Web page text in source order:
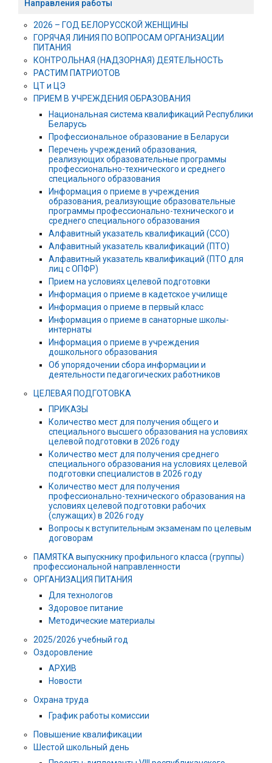
Направления работы
2026 – ГОД БЕЛОРУССКОЙ ЖЕНЩИНЫ
ГОРЯЧАЯ ЛИНИЯ ПО ВОПРОСАМ ОРГАНИЗАЦИИ
ПИТАНИЯ
КОНТРОЛЬНАЯ (НАДЗОРНАЯ) ДЕЯТЕЛЬНОСТЬ
РАСТИМ ПАТРИОТОВ
ЦТ и ЦЭ
ПРИЕМ В УЧРЕЖДЕНИЯ ОБРАЗОВАНИЯ
Национальная система квалификаций Республики
Беларусь
Профессиональное образование в Беларуси
Перечень учреждений образования,
реализующих образовательные программы
профессионально-технического и среднего
специального образования
Информация о приеме в учреждения
образования, реализующие образовательные
программы профессионально-технического и
среднего специального образования
Алфавитный указатель квалификаций (ССО)
Алфавитный указатель квалификаций (ПТО)
Алфавитный указатель квалификаций (ПТО для
лиц с ОПФР)
Прием на условиях целевой подготовки
Информация о приеме в кадетское училище
Информация о приеме в первый класс
Информация о приеме в санаторные школы-
интернаты
Информация о приеме в учреждения
дошкольного образования
Об упорядочении сбора информации и
деятельности педагогических работников
ЦЕЛЕВАЯ ПОДГОТОВКА
ПРИКАЗЫ
Количество мест для получения общего и
специального высшего образования на условиях
целевой подготовки в 2026 году
Количество мест для получения среднего
специального образования на условиях целевой
подготовки специалистов в 2026 году
Количество мест для получения
профессионально-технического образования на
условиях целевой подготовки рабочих
(служащих) в 2026 году
Вопросы к вступительным экзаменам по целевым
договорам
ПАМЯТКА выпускнику профильного класса (группы)
профессиональной направленности
ОРГАНИЗАЦИЯ ПИТАНИЯ
Для технологов
Здоровое питание
Методические материалы
2025/2026 учебный год
Оздоровление
АРХИВ
Новости
Охрана труда
График работы комиссии
Повышение квалификации
Шестой школьный день